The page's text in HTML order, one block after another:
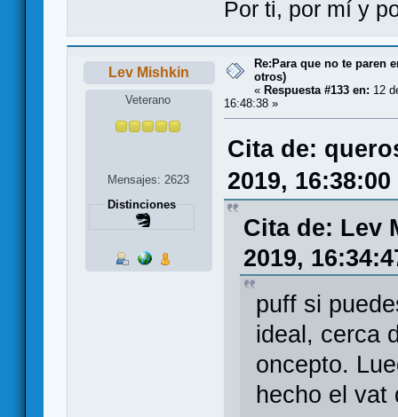
Por ti, por mí y
Lev Mishkin
Veterano
Mensajes: 2623
Distinciones
Re:Para que no te paren
otros)
« Respuesta #133 en: 12
16:48:38 »
Cita de:
2019, 16:38:00
Cita de: Lev
2019,
puff si
ideal, cerca
oncepto.
hecho el vat